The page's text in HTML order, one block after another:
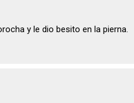
y le dio besito en la pierna.